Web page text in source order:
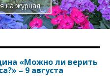
на журнал
«Можно ли верить
– 9 августа